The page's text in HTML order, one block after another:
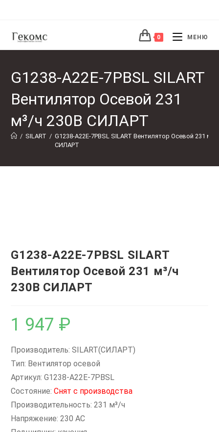
0 МЕНЮ
G1238-A22E-7PBSL SILART
Вентилятор Осевой 231
м³/ч 230В СИЛАРТ
/ SILART / G1238-A22E-7PBSL SILART Вентилятор Осевой 231
СИЛАРТ
G1238-A22E-7PBSL SILART
Вентилятор Осевой 231 м³/ч
230В СИЛАРТ
1 947 ₽
Производитель: SILART(СИЛАРТ)
Тип: Вентилятор осевой
Артикул: G1238-A22E-7PBSL
Состояние:Снят с производства
Производительность: 231 м³/ч
Напряжение: 230 AC